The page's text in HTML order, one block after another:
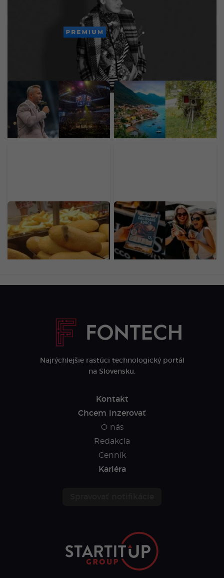
PREMIUM
Ondřej Novotný z
Oktagonu. Za McGregora
by dal aj 50 miliónov eur,
organizáciu by predal za
astronomickú sumu
Dedinka s 353
obyvateľmi zarobila na
radare milióny. Vodiči si z
dovoleniek nosia drahé
suveníry
Na bochníku chleba sa
objavila myš. Fotka z
predajne známeho
reťazca obletela internet
Gastro na
LOVESTREAME: Za
hotdog dáš 5 eur,
palacinka vyjde až na 20
eur (PREHĽAD CIEN)
Najrýchlejšie rastúci technologický portál
na Slovensku.
Kontakt
Chcem inzerovať
O nás
Redakcia
Cenník
Kariéra